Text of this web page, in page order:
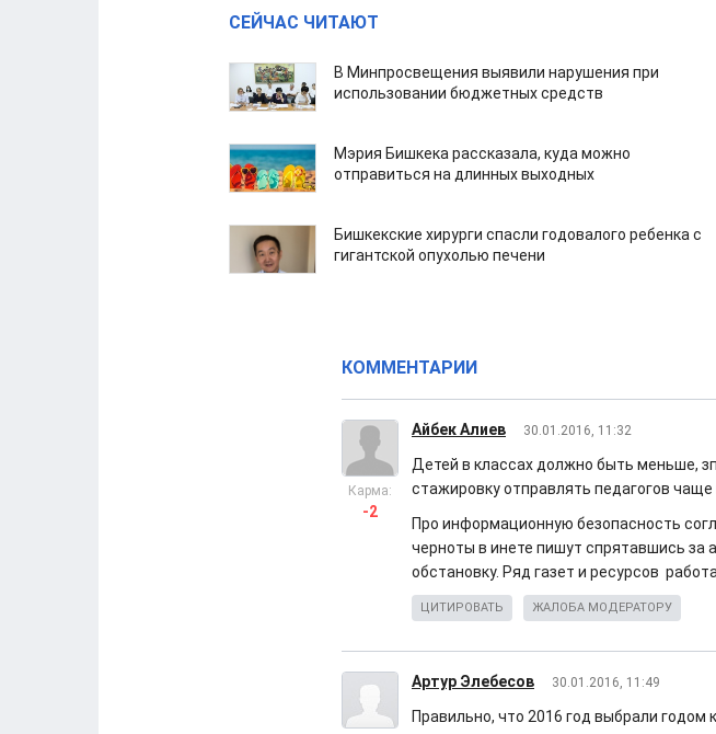
СЕЙЧАС ЧИТАЮТ
В Минпросвещения выявили нарушения при
использовании бюджетных средств
Мэрия Бишкека рассказала, куда можно
отправиться на длинных выходных
Бишкекские хирурги спасли годовалого ребенка с
гигантской опухолью печени
КОММЕНТАРИИ
Айбек Алиев 30.01.2016, 11:32
Карма:
-2
Детей в классах должно быть меньше,
стажировку отправлять педагогов
Про информационную безопасность
черноты в инете пишут спрятавшись за
обстановку. Ряд газет и ресурсов
ЦИТИРОВАТЬ ЖАЛОБА МОДЕРАТОРУ
Артур Элебесов 30.01.2016, 11:49
Правильно, что 2016 год выбрали годом